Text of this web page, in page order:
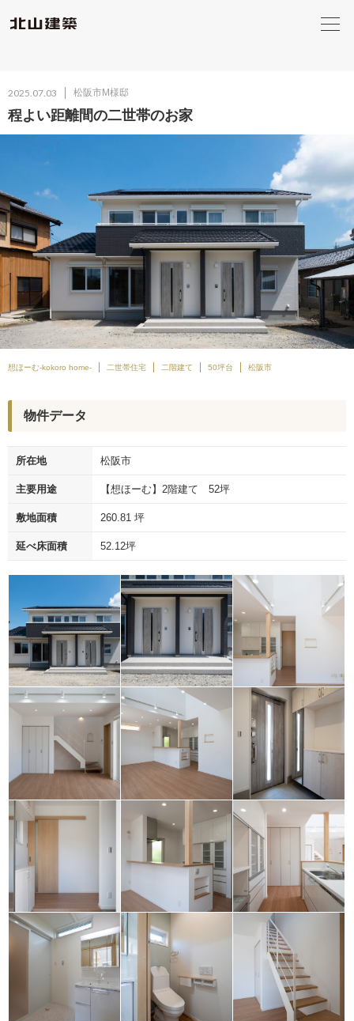
2025.07.03 松阪市M様邸
程よい距離間の二世帯のお家
想ほーむ-kokoro home- 二世帯住宅 二階建て 50坪台 松阪市
物件データ
所在地 松阪市
主要用途 【想ほーむ】2階建て 52坪
敷地面積 260.81 坪
延べ床面積 52.12坪